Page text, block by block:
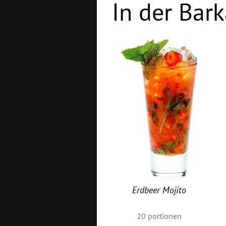
In der
Erdbeer Mojito
20 portionen